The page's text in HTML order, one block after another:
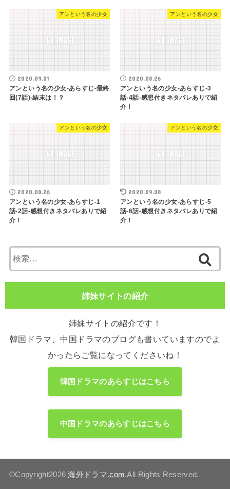
アンという名の少女
2020.09.01
アンという名の少女-あらすじ-最終
回(7話)-結末は！？
アンという名の少女
2020.08.26
アンという名の少女-あらすじ-3
話-4話-感想付きネタバレありで紹
介！
アンという名の少女
2020.08.26
アンという名の少女-あらすじ-1
話-2話-感想付きネタバレありで紹
介！
アンという名の少女
2020.09.08
アンという名の少女-あらすじ-5
話-6話-感想付きネタバレありで紹
介！
索:
姉妹サイトの紹介
姉妹サイトの紹介です！
韓国ドラマ、中国ドラマのブログも書いていますのでよ
かったらご覧になってくださいね！
韓国ドラマのあらすじはこちら
中国ドラマのあらすじはこちら
©Copyright2026海外ドラマ.com.All Rights Reserved.